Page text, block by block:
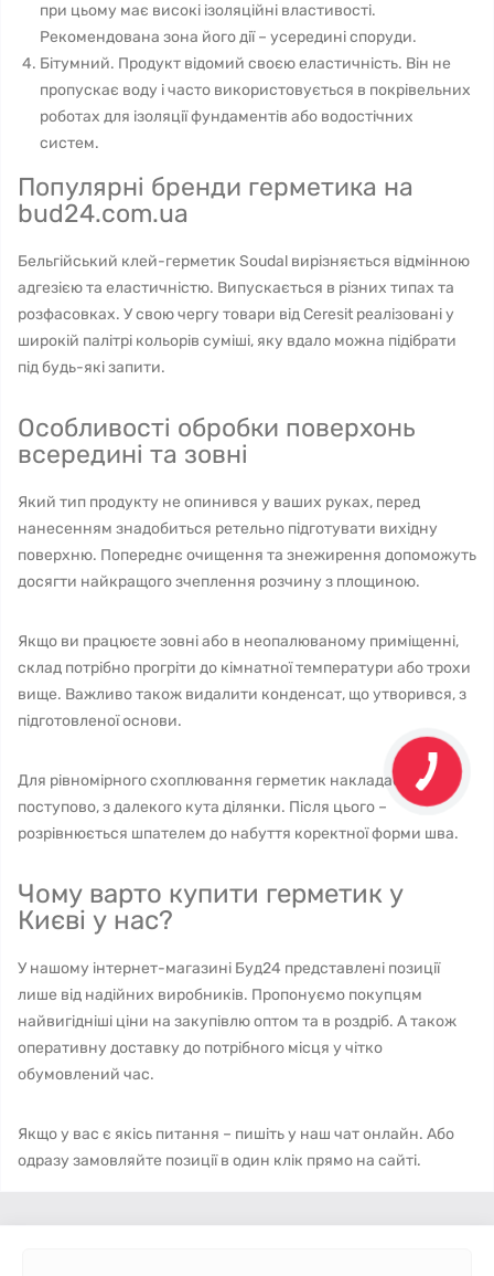
при цьому має високі ізоляційні властивості.
Рекомендована зона його дії – усередині споруди.
Бітумний. Продукт відомий своєю еластичність. Він не
пропускає воду і часто використовується в покрівельних
роботах для ізоляції фундаментів або водостічних
систем.
Популярні бренди герметика на
bud24.com.ua
Бельгійський клей-герметик Soudal вирізняється відмінною
адгезією та еластичністю. Випускається в різних типах та
розфасовках. У свою чергу товари від Ceresit реалізовані у
широкій палітрі кольорів суміші, яку вдало можна підібрати
під будь-які запити.
Особливості обробки поверхонь
всередині та зовні
Який тип продукту не опинився у ваших руках, перед
нанесенням знадобиться ретельно підготувати вихідну
поверхню. Попереднє очищення та знежирення допоможуть
досягти найкращого зчеплення розчину з площиною.
Якщо ви працюєте зовні або в неопалюваному приміщенні,
склад потрібно прогріти до кімнатної температури або трохи
вище. Важливо також видалити конденсат, що утворився, з
підготовленої основи.
Для рівномірного схоплювання герметик накладається
поступово, з далекого кута ділянки. Після цього –
розрівнюється шпателем до набуття коректної форми шва.
Чому варто купити герметик у
Києві у нас?
У нашому інтернет-магазині Буд24 представлені позиції
лише від надійних виробників. Пропонуємо покупцям
найвигідніші ціни на закупівлю оптом та в роздріб. А також
оперативну доставку до потрібного місця у чітко
обумовлений час.
Якщо у вас є якісь питання – пишіть у наш чат онлайн. Або
одразу замовляйте позиції в один клік прямо на сайті.